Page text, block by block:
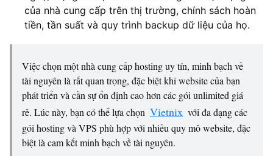
của nhà cung cấp trên thị trường, chính sách hoàn
tiền, tần suất và quy trình backup dữ liệu của họ.
Việc chọn một nhà cung cấp hosting uy tín, minh bạch về
tài nguyên là rất quan trọng, đặc biệt khi website của bạn
phát triển và cần sự ổn định cao hơn các gói unlimited giá
rẻ. Lúc này, bạn có thể lựa chọn Vietnix với đa dạng các
gói hosting và VPS phù hợp với nhiều quy mô website, đặc
biệt là cam kết minh bạch về tài nguyên.